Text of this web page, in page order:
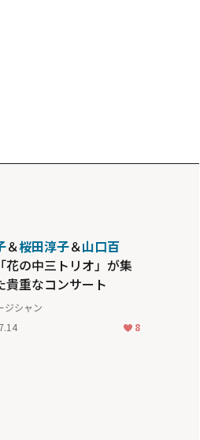
＆桜田淳子＆山口百
花の中三トリオ」が集
貴重なコンサート
ジシャン
8